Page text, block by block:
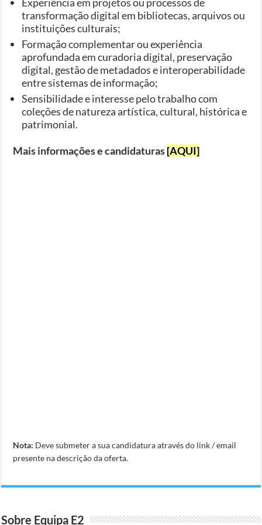
transformação digital em bibliotecas, arquivos ou
instituições culturais;
Formação complementar ou experiência
aprofundada em curadoria digital, preservação
digital, gestão de metadados e interoperabilidade
entre sistemas de informação;
Sensibilidade e interesse pelo trabalho com
coleções de natureza artística, cultural, histórica e
patrimonial.
Mais informações e candidaturas[AQUI]
Nota: Deve submeter a sua candidatura através do link / email
presente na descrição da oferta.
Sobre Equipa E2